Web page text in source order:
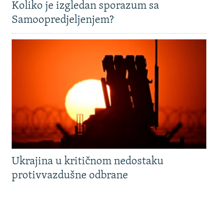
Koliko je izgledan sporazum sa
Samoopredjeljenjem?
Ukrajina u kritičnom nedostaku
protivvazdušne odbrane